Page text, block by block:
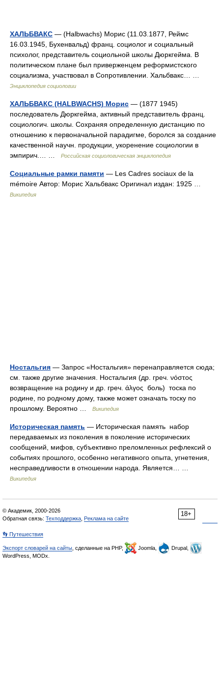
ХАЛЬБВАКС — (Halbwachs) Морис (11.03.1877, Реймс
16.03.1945, Бухенвальд) франц. социолог и социальный
психолог, представитель социольной школы Дюркгейма. В
политическом плане был приверженцем реформистского
социализма, участвовал в Сопротивлении. Xальбвакс… …
Энциклопедия социологии
ХАЛЬБВАКС (HALBWACHS) Морис — (1877 1945)
последователь Дюркгейма, активный представитель франц.
социологич. школы. Сохраняя определенную дистанцию по
отношению к первоначальной парадигме, боролся за создание
качественной научн. продукции, укоренение социологии в
эмпирич.… …
Российская социологическая энциклопедия
Социальные рамки памяти — Les Cadres sociaux de la
mémoire Автор: Морис Хальбвакс Оригинал издан: 1925 …
Википедия
Ностальгия — Запрос «Ностальгия» перенаправляется сюда;
см. также другие значения. Ностальгия (др. греч. νόστος
возвращение на родину и др. греч. άλγος боль) тоска по
родине, по родному дому, также может означать тоску по
прошлому. Вероятно …
Википедия
Историческая память — Историческая память набор
передаваемых из поколения в поколение исторических
сообщений, мифов, субъективно преломленных рефлексий о
событиях прошлого, особенно негативного опыта, угнетения,
несправедливости в отношении народа. Является… …
Википедия
18+
© Академик, 2000-2026
Обратная связь: Техподдержка Реклама на сайте
👣 Путешествия
Экспорт словарей на сайты , сделанные на PHP, Joomla,
Drupal,
WordPress, MODx.